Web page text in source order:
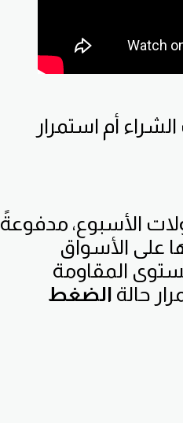
هل حان وقت الشراء أم استمرار
الأسبوع، مدفوعةً
على الأسواق
المقاومة
حالة الضغط